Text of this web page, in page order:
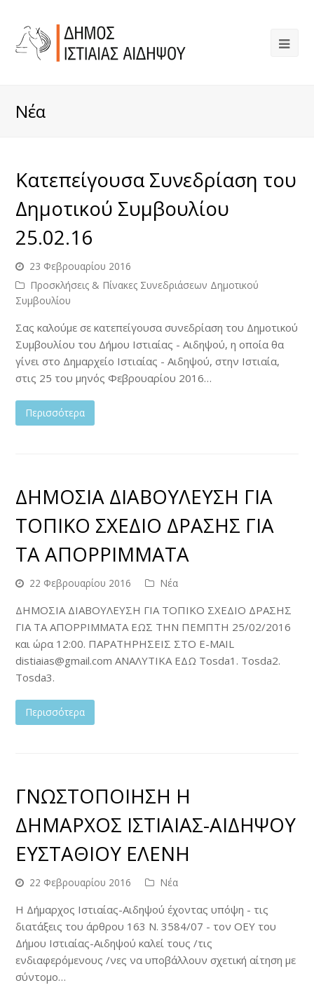
Νέα
Κατεπείγουσα Συνεδρίαση του
Δημοτικού Συμβουλίου
25.02.16
23 Φεβρουαρίου 2016
Προσκλήσεις & Πίνακες Συνεδριάσεων Δημοτικού
Συμβουλίου
Σας καλούμε σε κατεπείγουσα συνεδρίαση του Δημοτικού
Συμβουλίου του Δήμου Ιστιαίας - Αιδηψού, η οποία θα
γίνει στο Δημαρχείο Ιστιαίας - Αιδηψού, στην Ιστιαία,
στις 25 του μηνός Φεβρουαρίου 2016…
Περισσότερα
ΔΗΜΟΣΙΑ ΔΙΑΒΟΥΛΕΥΣΗ ΓΙΑ
ΤΟΠΙΚΟ ΣΧΕΔΙΟ ΔΡΑΣΗΣ ΓΙΑ
ΤΑ ΑΠΟΡΡΙΜΜΑΤΑ
22 Φεβρουαρίου 2016 Νέα
ΔΗΜΟΣΙΑ ΔΙΑΒΟΥΛΕΥΣΗ ΓΙΑ ΤΟΠΙΚΟ ΣΧΕΔΙΟ ΔΡΑΣΗΣ
ΓΙΑ ΤΑ ΑΠΟΡΡΙΜΜΑΤΑ ΕΩΣ ΤΗΝ ΠΕΜΠΤΗ 25/02/2016
και ώρα 12:00. ΠΑΡΑΤΗΡΗΣΕΙΣ ΣΤΟ Ε-ΜΑΙL
distiaias@gmail.com ΑΝΑΛΥΤΙΚΑ ΕΔΩ Tosda1. Tosda2.
Tosda3.
Περισσότερα
ΓΝΩΣΤΟΠΟΙΗΣΗ Η
ΔΗΜΑΡΧΟΣ ΙΣΤΙΑΙΑΣ-ΑΙΔΗΨΟΥ
ΕΥΣΤΑΘΙΟΥ ΕΛΕΝΗ
22 Φεβρουαρίου 2016 Νέα
Η Δήμαρχος Ιστιαίας-Αιδηψού έχοντας υπόψη - τις
διατάξεις του άρθρου 163 Ν. 3584/07 - τον ΟΕΥ του
Δήμου Ιστιαίας-Αιδηψού καλεί τους /τις
ενδιαφερόμενους /νες να υποβάλλουν σχετική αίτηση με
σύντομο…